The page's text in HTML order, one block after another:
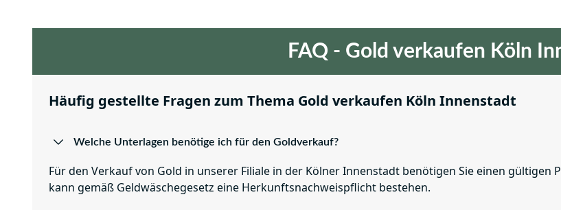
FAQ - Gold verkaufen Köln
Häufig gestellte Fragen zum Thema Gold verkaufen Köln Innenstadt
Welche Unterlagen benötige ich für den Goldverkauf?
Für den Verkauf von Gold in unserer Filiale in der Kölner Innenstadt benötigen Sie einen gültigen
kann gemäß Geldwäschegesetz eine Herkunftsnachweispflicht bestehen.